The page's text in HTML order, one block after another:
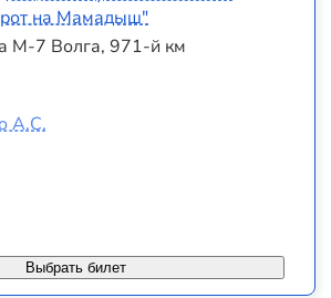
на Мамадыш"
М-7 Волга, 971-й км
Выбрать билет
А.С.